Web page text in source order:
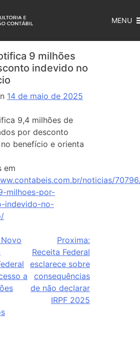
MENU
9 milhões
indevido no
14 de maio de 2025
9,4 milhões de
por desconto
benefício e orienta
em
noticias/
milhoes-por-
indevido-no-
Novo
a
Proxima:
Receita Federal
esclarece sobre
consequências
de não declarar
IRPF 2025